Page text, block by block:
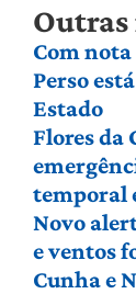
Com
Perso
Estado
Flores da
temporal
Novo
e ventos
Cunha e